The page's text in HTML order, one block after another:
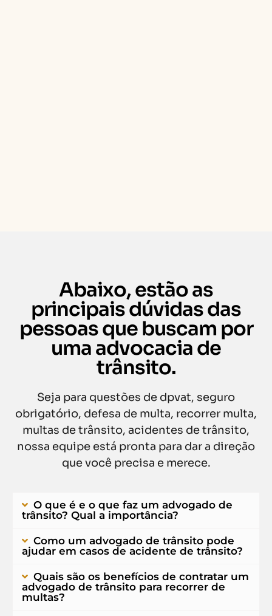
Abaixo, estão as
principais dúvidas das
pessoas que buscam por
uma advocacia de
trânsito.
Seja para questões de dpvat, seguro
obrigatório, defesa de multa, recorrer multa,
multas de trânsito, acidentes de trânsito,
nossa equipe está pronta para dar a direção
que você precisa e merece.
O que é e o que faz um advogado de
trânsito? Qual a importância?
Como um advogado de trânsito pode
ajudar em casos de acidente de trânsito?
Quais são os benefícios de contratar um
advogado de trânsito para recorrer de
multas?